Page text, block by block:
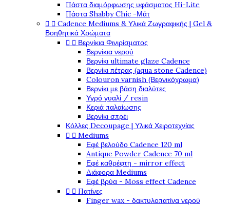
Πάστα διαμόρφωσης υφάσματος Hi-Lite
Πάστα Shabby Chic -Μάτ
  Cadence Mediums & Υλικά Ζωγραφικής | Gel &
Βοηθητικά Χρώματα
  Βερνίκια Φινιρίσματος
Βερνίκια νερού
Βερνίκι ultimate glaze Cadence
Βερνίκι πέτρας (aqua stone Cadence)
Colouron varnish (Βερνικόχρωμα)
Βερνίκι με βάση διαλύτες
Υγρό γυαλί / resin
Κεριά παλαίωσης
Βερνίκι σπρέι
Κόλλες Decoupage | Υλικά Χειροτεχνίας
  Mediums
Εφέ βελούδο Cadence 120 ml
Antique Powder Cadence 70 ml
Εφέ καθρέφτη - mirror effect
Διάφορα Mediums
Εφέ βρύα - Moss effect Cadence
  Πατίνες
Finger wax - δακτυλοπατίνα νερού